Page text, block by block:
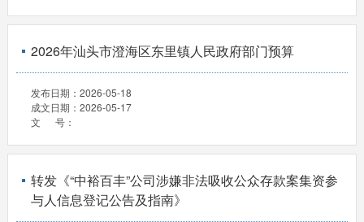
2026年汕头市澄海区东里镇人民政府部门预算
发布日期： 2026-05-18
成文日期： 2026-05-17
文 号：
转发《“中裕百丰”公司涉嫌非法吸收公众存款案集资参
与人信息登记公告及指南》